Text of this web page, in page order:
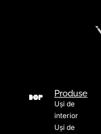
Produse
Uși de
interior
Uși de